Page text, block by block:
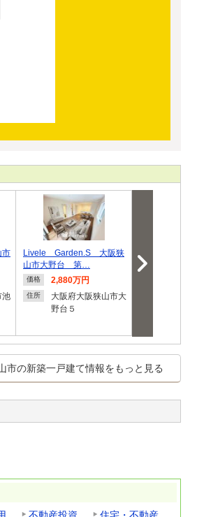
市
池
Livele Garden.S 大阪狭
山市大野台 第…
価格 2,880万円
住所
大阪府大阪狭山市大
野台５
万円・4080万円
市の新築一戸建て情報をもっと見る
不動産投資 住宅・不動産